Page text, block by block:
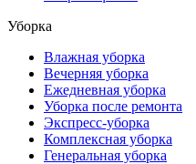
Уборка
Влажная уборка
Вечерняя уборка
Ежедневная уборка
Уборка после ремонта
Экспресс-уборка
Комплексная уборка
Генеральная уборка